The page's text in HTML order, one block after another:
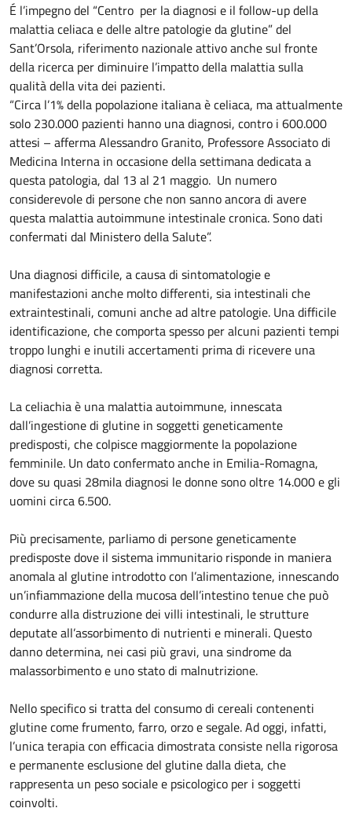
É l’impegno del “Centro per la diagnosi e il follow-up della
malattia celiaca e delle altre patologie da glutine” del
Sant’Orsola, riferimento nazionale attivo anche sul fronte
della ricerca per diminuire l’impatto della malattia sulla
qualità della vita dei pazienti.
“Circa l’1% della popolazione italiana è celiaca, ma attualmente
solo 230.000 pazienti hanno una diagnosi, contro i 600.000
attesi – afferma Alessandro Granito, Professore Associato di
Medicina Interna in occasione della settimana dedicata a
questa patologia, dal 13 al 21 maggio. Un numero
considerevole di persone che non sanno ancora di avere
questa malattia autoimmune intestinale cronica. Sono dati
confermati dal Ministero della Salute”.
Una diagnosi difficile, a causa di sintomatologie e
manifestazioni anche molto differenti, sia intestinali che
extraintestinali, comuni anche ad altre patologie. Una difficile
identificazione, che comporta spesso per alcuni pazienti tempi
troppo lunghi e inutili accertamenti prima di ricevere una
diagnosi corretta.
La celiachia è una malattia autoimmune, innescata
dall’ingestione di glutine in soggetti geneticamente
predisposti, che colpisce maggiormente la popolazione
femminile. Un dato confermato anche in Emilia-Romagna,
dove su quasi 28mila diagnosi le donne sono oltre 14.000 e gli
uomini circa 6.500.
Più precisamente, parliamo di persone geneticamente
predisposte dove il sistema immunitario risponde in maniera
anomala al glutine introdotto con l’alimentazione, innescando
un’infiammazione della mucosa dell’intestino tenue che può
condurre alla distruzione dei villi intestinali, le strutture
deputate all’assorbimento di nutrienti e minerali. Questo
danno determina, nei casi più gravi, una sindrome da
malassorbimento e uno stato di malnutrizione.
Nello specifico si tratta del consumo di cereali contenenti
glutine come frumento, farro, orzo e segale. Ad oggi, infatti,
l’unica terapia con efficacia dimostrata consiste nella rigorosa
e permanente esclusione del glutine dalla dieta, che
rappresenta un peso sociale e psicologico per i soggetti
coinvolti.